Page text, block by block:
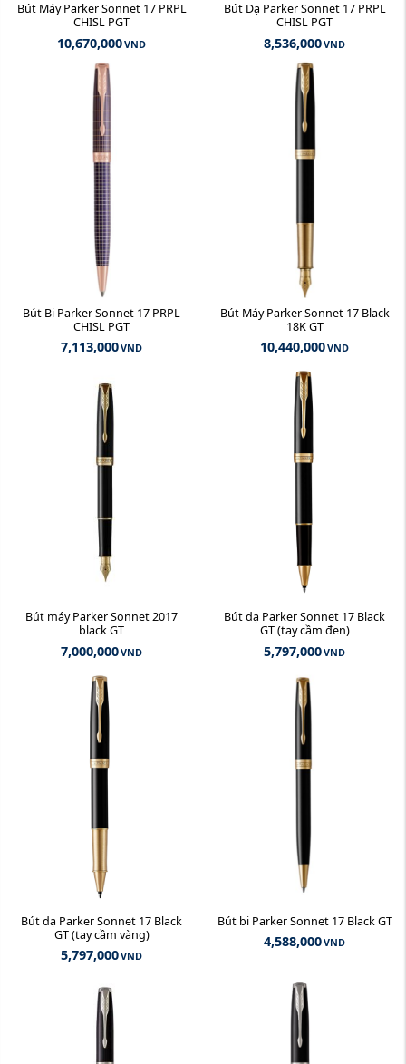
Bút Máy Parker Sonnet 17 PRPL
CHISL PGT
10,670,000VND
Bút Dạ Parker Sonnet 17 PRPL
CHISL PGT
8,536,000VND
Bút Bi Parker Sonnet 17 PRPL
CHISL PGT
7,113,000VND
Bút Máy Parker Sonnet 17 Black
18K GT
10,440,000VND
Bút máy Parker Sonnet 2017
black GT
7,000,000VND
Bút dạ Parker Sonnet 17 Black
GT (tay cầm đen)
5,797,000VND
Bút dạ Parker Sonnet 17 Black
GT (tay cầm vàng)
5,797,000VND
Bút bi Parker Sonnet 17 Black GT
4,588,000VND